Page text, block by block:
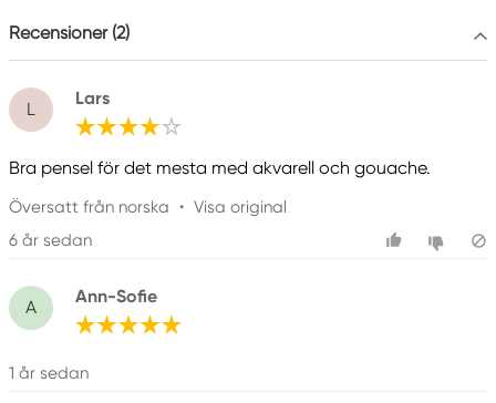
Recensioner (2)
L
Lars
Bra pensel för det mesta med akvarell och gouache.
Översatt från norska • Visa original
6 år sedan
A
Ann-Sofie
1 år sedan